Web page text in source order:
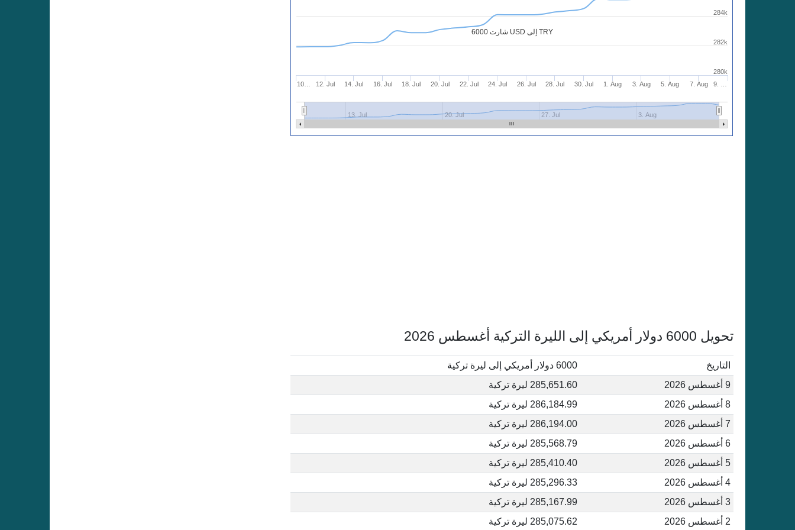
شارت 6000 USD إلى TRY
10… 12. Jul 14. Jul 16. Jul 18. Jul 20. Jul 22. Jul 24. Jul 26. Jul 28. Jul 30. Jul 1. Aug 3. Aug 5. Aug 7. Aug 9. …
13. Jul 20. Jul 27. Jul 3. Aug
282k
284k
280k
تحويل 6000 دولار أمريكي إلى الليرة التركية أغسطس 2026
التاريخ
6000 دولار أمريكي إلى ليرة تركية
9 أغسطس 2026
285,651.60 ليرة تركية
8 أغسطس 2026
286,184.99 ليرة تركية
7 أغسطس 2026
286,194.00 ليرة تركية
6 أغسطس 2026
285,568.79 ليرة تركية
5 أغسطس 2026
285,410.40 ليرة تركية
4 أغسطس 2026
285,296.33 ليرة تركية
3 أغسطس 2026
285,167.99 ليرة تركية
2 أغسطس 2026
285,075.62 ليرة تركية